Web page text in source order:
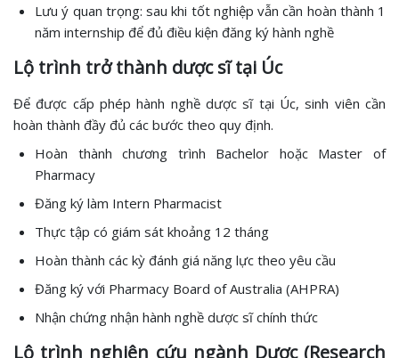
Lưu ý quan trọng: sau khi tốt nghiệp vẫn cần hoàn thành 1
năm internship để đủ điều kiện đăng ký hành nghề
Lộ trình trở thành dược sĩ tại Úc
Để được cấp phép hành nghề dược sĩ tại Úc, sinh viên cần
hoàn thành đầy đủ các bước theo quy định.
Hoàn thành chương trình Bachelor hoặc Master of
Pharmacy
Đăng ký làm Intern Pharmacist
Thực tập có giám sát khoảng 12 tháng
Hoàn thành các kỳ đánh giá năng lực theo yêu cầu
Đăng ký với Pharmacy Board of Australia (AHPRA)
Nhận chứng nhận hành nghề dược sĩ chính thức
Lộ trình nghiên cứu ngành Dược (Research